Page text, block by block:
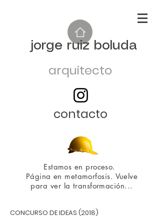
jorge ruiz boluda
arquitecto
Estamos en proceso.
contacto
Página en metamorfosis. Vuelve
para ver la transformación...
CONCURSO DE IDEAS (2018)